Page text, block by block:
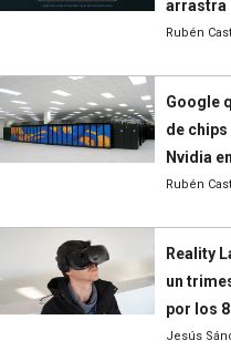
arrastra
Rubén
Google
de
Nvidia
Rubén
Reality
un
por los
Jesús